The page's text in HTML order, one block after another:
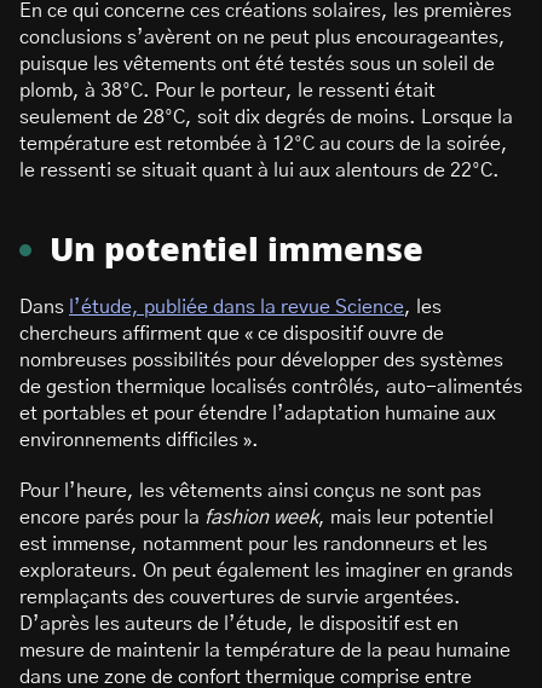
En ce qui concerne ces créations solaires, les premières
conclusions s’avèrent on ne peut plus encourageantes,
puisque les vêtements ont été testés sous un soleil de
plomb, à 38°C. Pour le porteur, le ressenti était
seulement de 28°C, soit dix degrés de moins. Lorsque la
température est retombée à 12°C au cours de la soirée,
le ressenti se situait quant à lui aux alentours de 22°C.
Un potentiel immense
Dans l’étude, publiée dans la revue Science, les
chercheurs affirment que « ce dispositif ouvre de
nombreuses possibilités pour développer des systèmes
de gestion thermique localisés contrôlés, auto-alimentés
et portables et pour étendre l’adaptation humaine aux
environnements difficiles ».
Pour l’heure, les vêtements ainsi conçus ne sont pas
encore parés pour la fashion week, mais leur potentiel
est immense, notamment pour les randonneurs et les
explorateurs. On peut également les imaginer en grands
remplaçants des couvertures de survie argentées.
D’après les auteurs de l’étude, le dispositif est en
mesure de maintenir la température de la peau humaine
dans une zone de confort thermique comprise entre